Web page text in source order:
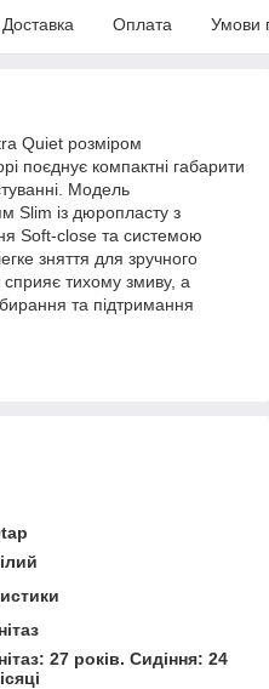
Доставка Оплата Умови
Quiet розміром
поєднує компактні габарити
Модель
Slim із дюропласту з
Soft-close та системою
зняття для зручного
сприяє тихому змиву, а
та підтримання
27 років. Сидіння: 24